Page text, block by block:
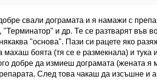
свали дограмата и я намажи с
и др. Те се разтварят във
"основа". Пази си рацете яко
махаш боята (тя се е размекнала) и тука
добре да измиеш дограмата (жената я
След това чакаш да изсъшне и